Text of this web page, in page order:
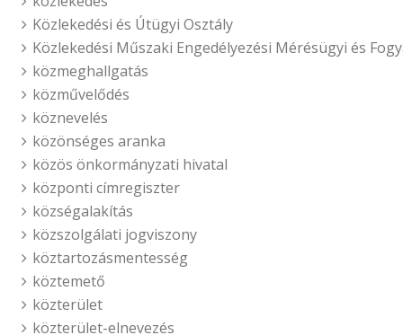
Közlekedési és Útügyi Osztály
Közlekedési Műszaki Engedélyezési Mérésügyi és
közmeghallgatás
közművelődés
köznevelés
közönséges aranka
közös önkormányzati hivatal
központi címregiszter
községalakítás
közszolgálati jogviszony
köztartozásmentesség
köztemető
közterület
közterület-elnevezés